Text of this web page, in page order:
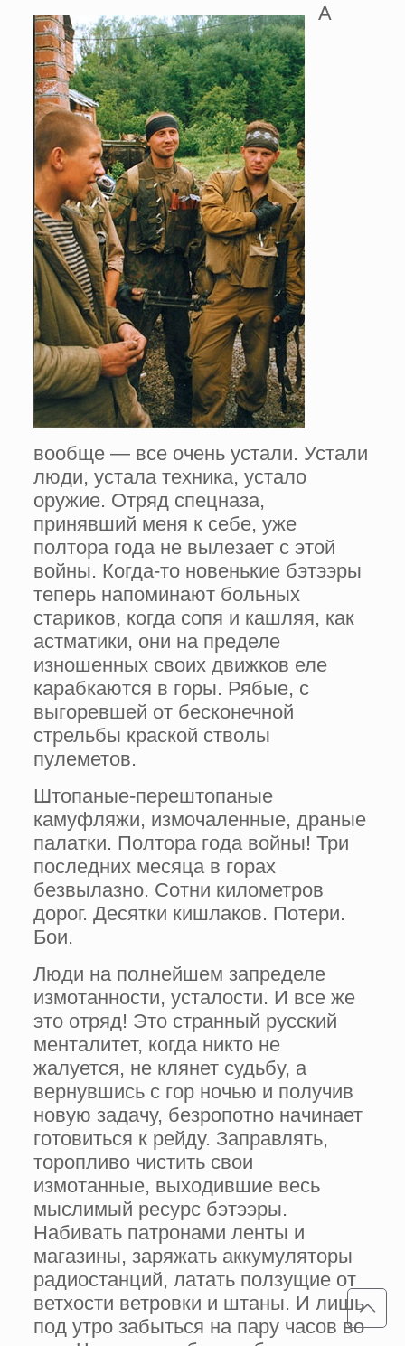
А
вообще — все очень устали. Устали
люди, устала техника, устало
оружие. Отряд спецназа,
принявший меня к себе, уже
полтора года не вылезает с этой
войны. Когда-то новенькие бэтээры
теперь напоминают больных
стариков, когда сопя и кашляя, как
астматики, они на пределе
изношенных своих движков еле
карабкаются в горы. Рябые, с
выгоревшей от бесконечной
стрельбы краской стволы
пулеметов.
Штопаные-перештопаные
камуфляжи, измочаленные, драные
палатки. Полтора года войны! Три
последних месяца в горах
безвылазно. Сотни километров
дорог. Десятки кишлаков. Потери.
Бои.
Люди на полнейшем запределе
измотанности, усталости. И все же
это отряд! Это странный русский
менталитет, когда никто не
жалуется, не клянет судьбу, а
вернувшись с гор ночью и получив
новую задачу, безропотно начинает
готовиться к рейду. Заправлять,
торопливо чистить свои
измотанные, выходившие весь
мыслимый ресурс бэтээры.
Набивать патронами ленты и
магазины, заряжать аккумуляторы
радиостанций, латать ползущие от
ветхости ветровки и штаны. И лишь
под утро забыться на пару часов во